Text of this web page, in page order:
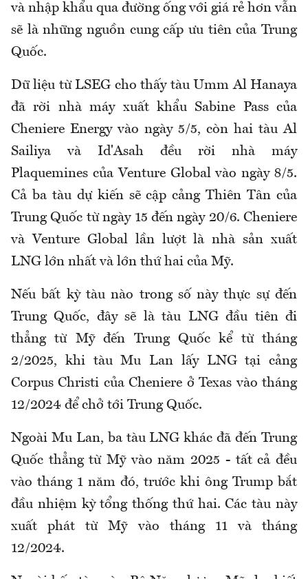
và nhập khẩu qua đường ống với giá rẻ hơn vẫn
sẽ là những nguồn cung cấp ưu tiên của Trung
Quốc.
Dữ liệu từ LSEG cho thấy tàu Umm Al Hanaya
đã rời nhà máy xuất khẩu Sabine Pass của
Cheniere Energy vào ngày 5/5, còn hai tàu Al
Sailiya và Id'Asah đều rời nhà máy
Plaquemines của Venture Global vào ngày 8/5.
Cả ba tàu dự kiến sẽ cập cảng Thiên Tân của
Trung Quốc từ ngày 15 đến ngày 20/6. Cheniere
và Venture Global lần lượt là nhà sản xuất
LNG lớn nhất và lớn thứ hai của Mỹ.
Nếu bất kỳ tàu nào trong số này thực sự đến
Trung Quốc, đây sẽ là tàu LNG đầu tiên đi
thẳng từ Mỹ đến Trung Quốc kể từ tháng
2/2025, khi tàu Mu Lan lấy LNG tại cảng
Corpus Christi của Cheniere ở Texas vào tháng
12/2024 để chở tới Trung Quốc.
Ngoài Mu Lan, ba tàu LNG khác đã đến Trung
Quốc thẳng từ Mỹ vào năm 2025 - tất cả đều
vào tháng 1 năm đó, trước khi ông Trump bắt
đầu nhiệm kỳ tổng thống thứ hai. Các tàu này
xuất phát từ Mỹ vào tháng 11 và tháng
12/2024.